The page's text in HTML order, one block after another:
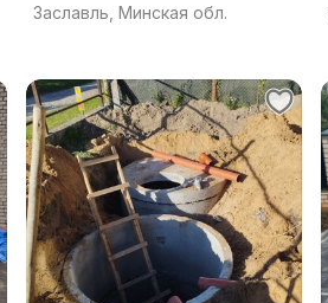
Заславль, Минская обл.